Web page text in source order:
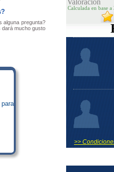
Valoración
Calculada en base
>>
alguna pregunta?
dará mucho gusto